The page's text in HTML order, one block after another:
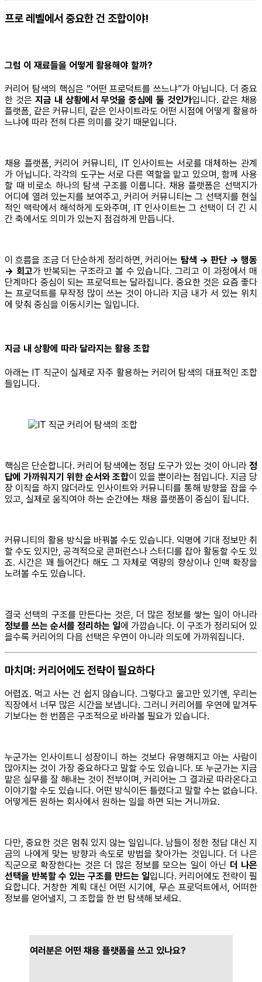
프로 레벨에서 중요한 건 조합이야!
그럼 이 재료들을 어떻게 활용해야 할까?
커리어 탐색의 핵심은 “어떤 프로덕트를 쓰느냐”가 아닙니다. 더 중요
한 것은 지금 내 상황에서 무엇을 중심에 둘 것인가입니다. 같은 채용
플랫폼, 같은 커뮤니티, 같은 인사이트라도 어떤 시점에 어떻게 활용하
느냐에 따라 전혀 다른 의미를 갖기 때문입니다.
채용 플랫폼, 커리어 커뮤니티, IT 인사이트는 서로를 대체하는 관계
가 아닙니다. 각각의 도구는 서로 다른 역할을 맡고 있으며, 함께 사용
할 때 비로소 하나의 탐색 구조를 이룹니다. 채용 플랫폼은 선택지가
어디에 열려 있는지를 보여주고, 커리어 커뮤니티는 그 선택지를 현실
적인 맥락에서 해석하게 도와주며, IT 인사이트는 그 선택이 더 긴 시
간 축에서도 의미가 있는지 점검하게 만듭니다.
이 흐름을 조금 더 단순하게 정리하면, 커리어는 탐색 → 판단 → 행동
→ 회고가 반복되는 구조라고 볼 수 있습니다. 그리고 이 과정에서 매
단계마다 중심이 되는 프로덕트는 달라집니다. 중요한 것은 요즘 좋다
는 프로덕트를 무작정 많이 쓰는 것이 아니라 지금 내가 서 있는 위치
에 맞춰 중심을 이동시키는 일입니다.
지금 내 상황에 따라 달라지는 활용 조합
아래는 IT 직군이 실제로 자주 활용하는 커리어 탐색의 대표적인 조합
들입니다.
핵심은 단순합니다. 커리어 탐색에는 정답 도구가 있는 것이 아니라 정
답에 가까워지기 위한 순서와 조합이 있을 뿐이라는 점입니다. 지금 당
장 이직을 하지 않더라도 인사이트와 커뮤니티를 통해 방향을 잡을 수
있고, 실제로 움직여야 하는 순간에는 채용 플랫폼이 중심이 됩니다.
커뮤니티의 활용 방식을 바꿔볼 수도 있습니다. 익명에 기대 정보만 취
할 수도 있지만, 공격적으로 콘퍼런스나 스터디를 잡아 활동할 수도 있
죠. 시간은 꽤 들어간다 해도 그 자체로 역량의 향상이나 인맥 확장을
노려볼 수도 있습니다.
결국 선택의 구조를 만든다는 것은, 더 많은 정보를 쌓는 일이 아니라
정보를 쓰는 순서를 정리하는 일에 가깝습니다. 이 구조가 정리되어 있
을수록 커리어의 다음 선택은 우연이 아니라 의도에 가까워집니다.
마치며: 커리어에도 전략이 필요하다
어렵죠. 먹고 사는 건 쉽지 않습니다. 그렇다고 울고만 있기엔, 우리는
직장에서 너무 많은 시간을 보냅니다. 그러니 커리어를 우연에 맡겨두
기보다는 한 번쯤은 구조적으로 바라볼 필요가 있습니다.
누군가는 인사이트니 성장이니 하는 것보다 유명해지고 아는 사람이
많아지는 것이 가장 중요하다고 말할 수도 있습니다. 또 누군가는 지금
맡은 실무를 잘 해내는 것이 전부이며, 커리어는 그 결과로 따라온다고
이야기할 수도 있습니다. 어떤 방식이든 틀렸다고 말할 수는 없습니다.
어떻게든 원하는 회사에서 원하는 일을 하면 되는 거니까요.
다만, 중요한 것은 멈춰 있지 않는 일입니다. 남들이 정한 정답 대신 지
금의 나에게 맞는 방향과 속도로 방법을 찾아가는 것입니다. 더 나은
직군으로 확장한다는 것은 더 많은 정보를 모으는 일이 아닌 더 나은
선택을 반복할 수 있는 구조를 만드는 일입니다. 커리어에도 전략이 필
요합니다. 거창한 계획 대신 어떤 시기에, 무슨 프로덕트에서, 어떠한
정보를 얻어낼지, 그 조합을 한 번 탐색해 보세요.
여러분은 어떤 채용 플랫폼을 쓰고 있나요?